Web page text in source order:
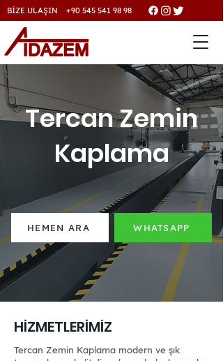
BİZE ULAŞIN +90 545 541 98 98
Tercan Zemin
Kaplama
HEMEN ARA WHATSAPP
HİZMETLERİMİZ
Tercan Zemin Kaplama modern ve şık